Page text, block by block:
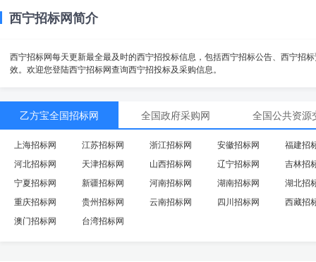
西宁招标网简介
西宁招标网每天更新最全最及时的西宁招投标信息，包括西宁招标公告、西宁招
效。欢迎您登陆西宁招标网查询西宁招投标及采购信息。
乙方宝全国招标网 全国政府采购网 全国公共资源
上海招标网 江苏招标网 浙江招标网 安徽招标网
福建招
河北招标网
天津招标网 山西招标网 辽宁招标网
吉林招
宁夏招标网
新疆招标网 河南招标网 湖南招标网
湖北招
重庆招标网
贵州招标网 云南招标网 四川招标网
西藏招
澳门招标网
台湾招标网